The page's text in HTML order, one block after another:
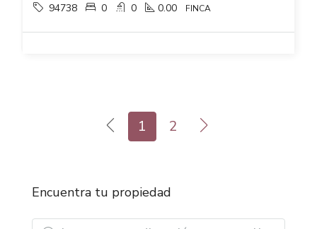
94738 0 0 0.00 FINCA
1 2
Encuentra tu propiedad